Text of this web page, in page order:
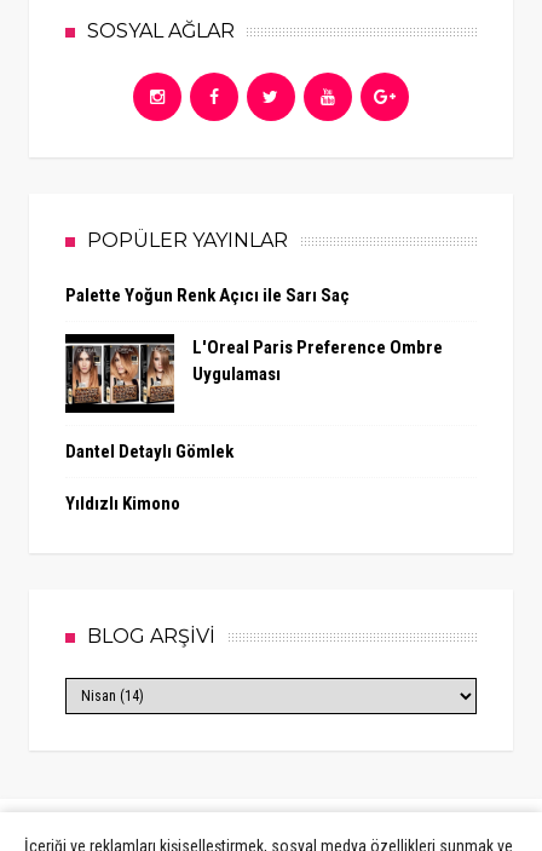
SOSYAL AĞLAR
POPÜLER YAYINLAR
Palette Yoğun Renk Açıcı ile Sarı Saç
L'Oreal Paris Preference Ombre
Uygulaması
Dantel Detaylı Gömlek
Yıldızlı Kimono
BLOG ARŞİVİ
İçeriği ve reklamları kişiselleştirmek, sosyal medya özellikleri sunmak ve